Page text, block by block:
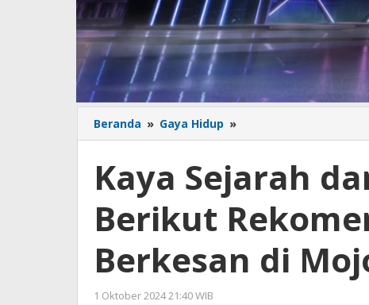
Beranda » Gaya Hidup »
Sejarah
Kemolekan
Alam,
Berikut
Rekomendasi
Berkesan
di
Kaya Sejarah
Berikut
Berkesan di
1 Oktober 2024 21:40 WIB